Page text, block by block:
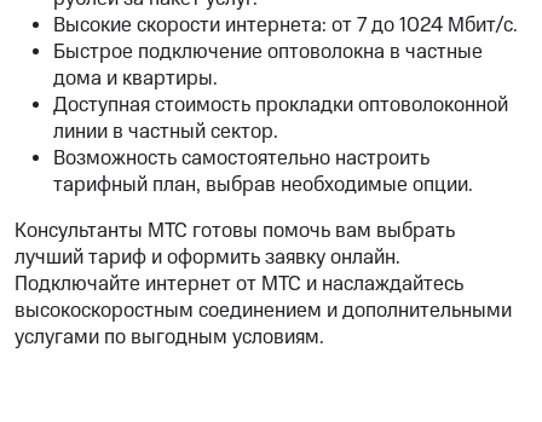
Высокие скорости интернета: от 7 до 1024 Мбит/с.
Быстрое подключение оптоволокна в частные
дома и квартиры.
Доступная стоимость прокладки оптоволоконной
линии в частный сектор.
Возможность самостоятельно настроить
тарифный план, выбрав необходимые опции.
Консультанты МТС готовы помочь вам выбрать
лучший тариф и оформить заявку онлайн.
Подключайте интернет от МТС и наслаждайтесь
высокоскоростным соединением и дополнительными
услугами по выгодным условиям.